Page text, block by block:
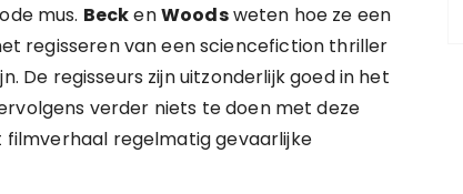
mus. BeckenWoodsweten hoe ze een
regisseren van een sciencefiction thriller
De regisseurs zijn uitzonderlijk goed in het
verder niets te doen met deze
filmverhaal regelmatig gevaarlijke